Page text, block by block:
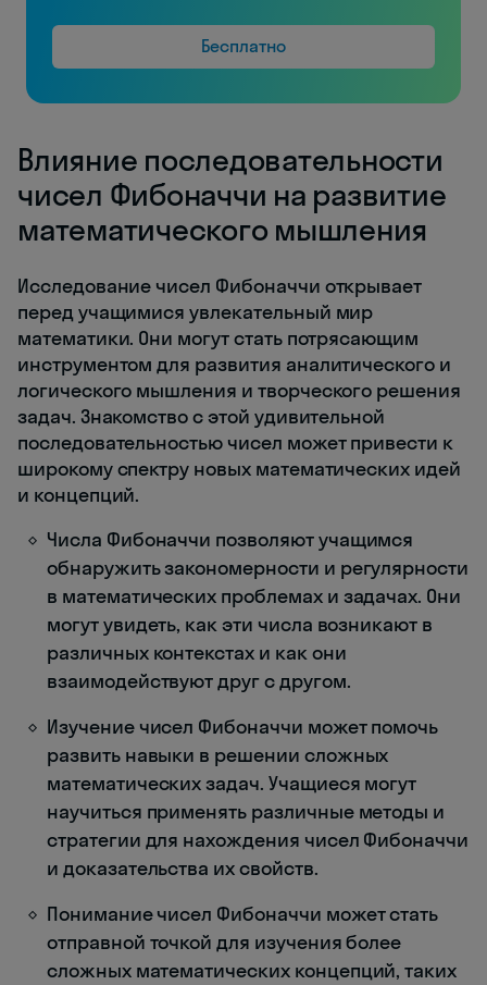
Бесплатно
Влияние последовательности
чисел Фибоначчи на развитие
математического мышления
Исследование чисел Фибоначчи открывает
перед учащимися увлекательный мир
математики. Они могут стать потрясающим
инструментом для развития аналитического и
логического мышления и творческого решения
задач. Знакомство с этой удивительной
последовательностью чисел может привести к
широкому спектру новых математических идей
и концепций.
Числа Фибоначчи позволяют учащимся
обнаружить закономерности и регулярности
в математических проблемах и задачах. Они
могут увидеть, как эти числа возникают в
различных контекстах и как они
взаимодействуют друг с другом.
Изучение чисел Фибоначчи может помочь
развить навыки в решении сложных
математических задач. Учащиеся могут
научиться применять различные методы и
стратегии для нахождения чисел Фибоначчи
и доказательства их свойств.
Понимание чисел Фибоначчи может стать
отправной точкой для изучения более
сложных математических концепций, таких